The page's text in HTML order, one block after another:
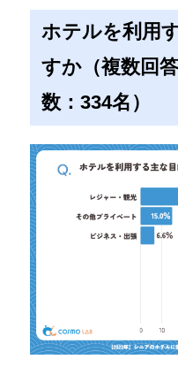
ホテルを利用
すか（複数回
数：334名）